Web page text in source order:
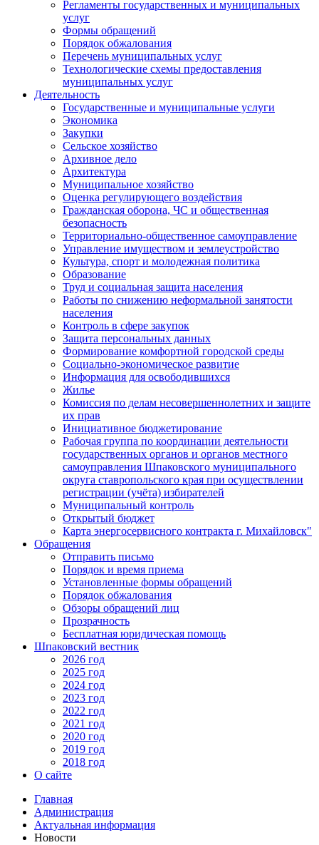
Регламенты государственных и муниципальных
услуг
Формы обращений
Порядок обжалования
Перечень муниципальных услуг
Технологические схемы предоставления
муниципальных услуг
Деятельность
Государственные и муниципальные услуги
Экономика
Закупки
Сельское хозяйство
Архивное дело
Архитектура
Муниципальное хозяйство
Оценка регулирующего воздействия
Гражданская оборона, ЧС и общественная
безопасность
Территориально-общественное самоуправление
Управление имуществом и землеустройство
Культура, спорт и молодежная политика
Образование
Труд и социальная защита населения
Работы по снижению неформальной занятости
населения
Контроль в сфере закупок
Защита персональных данных
Формирование комфортной городской среды
Социально-экономическое развитие
Информация для освободившихся
Жилье
Комиссия по делам несовершеннолетних и защите
их прав
Инициативное бюджетирование
Рабочая группа по координации деятельности
государственных органов и органов местного
самоуправления Шпаковского муниципального
округа ставропольского края при осуществлении
регистрации (учёта) избирателей
Муниципальный контроль
Открытый бюджет
Карта энергосервисного контракта г. Михайловск"
Обращения
Отправить письмо
Порядок и время приема
Установленные формы обращений
Порядок обжалования
Обзоры обращений лиц
Прозрачность
Бесплатная юридическая помощь
Шпаковский вестник
2026 год
2025 год
2024 год
2023 год
2022 год
2021 год
2020 год
2019 год
2018 год
О сайте
Главная
Администрация
Актуальная информация
Новости